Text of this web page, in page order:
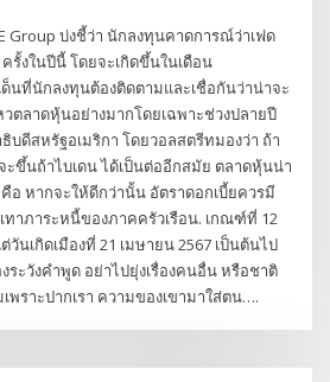
Group บ่งชี้ว่า นักลงทุนคาดการณ์ว่าเฟด
รั้งในปีนี้ โดยจะเกิดขึ้นในเดือน
ด็นที่นักลงทุนต้องติดตามและเชื่อกันว่าน่าจะ
ตลาดหุ้นอย่างมากโดยเฉพาะช่วงปลายปี
บดีสหรัฐอเมริกา โดยวอลสตรีทมองว่า ถ้า
ขึ้นถ้าไบเดน ได้เป็นต่ออีกสมัย ตลาดหุ้นน่า
อ หากจะให้ดีกว่านั้น อัตราดอกเบี้ยควรมี
ทาภาระหนี้ของภาคครัวเรือน. เกณฑ์ที่ 12
วันเกิดเมืองที่ 21 เมษายน 2567 เป็นต้นไป
ระวังคำพูด อย่าไปยุ่งเรื่องคนอื่น หรือชาติ
ราะปากเรา ความของเขามาใส่ตน….